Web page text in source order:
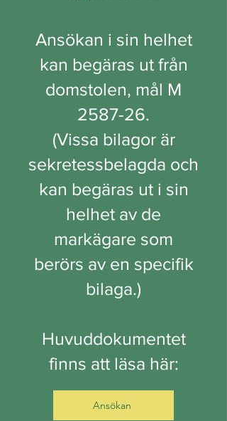
Ansökan i sin helhet
kan begäras ut från
domstolen, mål M
2587-26.
(Vissa bilagor är
sekretessbelagda och
kan begäras ut i sin
helhet av de
markägare som
berörs av en specifik
bilaga.)
Huvuddokumentet
finns att läsa här:
Ansökan